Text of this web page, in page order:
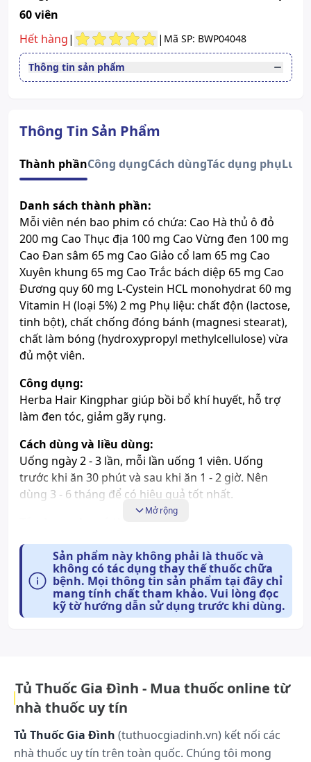
60 viên
Hết hàng| | Mã SP: BWP04048
Thông tin sản phẩm
Dạng bào chế
Viên nén bao phim
Độ tuổi sử dụng
gãy, tóc bạc sớm.
Người sử dụng thuốc, hóa chất
Số đăng ký
1146/2020/ĐKSP
Lưu ý
Sản phẩm này không phải là
thuốc và không có tác dụng thay
thế thuốc chữa bệnh.
Xem giấy công bố sản phẩm
Thông Tin Sản Phẩm
Thành phầnCông dụngCách dùngTác dụng phụLưu
Danh sách thành phần:
Mỗi viên nén bao phim có chứa: Cao Hà thủ ô đỏ
200 mg Cao Thục địa 100 mg Cao Vừng đen 100 mg
Cao Đan sâm 65 mg Cao Giảo cổ lam 65 mg Cao
Xuyên khung 65 mg Cao Trắc bách diệp 65 mg Cao
Đương quy 60 mg L-Cystein HCL monohydrat 60 mg
Vitamin H (loại 5%) 2 mg Phụ liệu: chất độn (lactose,
tinh bột), chất chống đóng bánh (magnesi stearat),
chất làm bóng (hydroxypropyl methylcellulose) vừa
đủ một viên.
Công dụng:
Herba Hair Kingphar giúp bồi bổ khí huyết, hỗ trợ
làm đen tóc, giảm gãy rụng.
Cách dùng và liều dùng:
Uống ngày 2 - 3 lần, mỗi lần uống 1 viên. Uống
trước khi ăn 30 phút và sau khi ăn 1 - 2 giờ. Nên
dùng 3 - 6 tháng để có hiệu quả tốt nhất.
Những lưu ý khi sử dụng:
Không dùng cho người mẫn cảm với bất kỳ
thành phần nào của sản phẩm. Sản phẩm này
Cách bảo quản:
Bảo quản nơi khô ráo, thoáng mát và tránh ánh
sáng.
Mở rộng
Sản phẩm này không phải là thuốc và
không có tác dụng thay thế thuốc chữa
bệnh. Mọi thông tin sản phẩm tại đây chỉ
mang tính chất tham khảo. Vui lòng đọc
kỹ tờ hướng dẫn sử dụng trước khi dùng.
Tủ Thuốc Gia Đình - Mua thuốc online từ
nhà thuốc uy tín
Tủ Thuốc Gia Đình (tuthuocgiadinh.vn) kết nối các
nhà thuốc uy tín trên toàn quốc. Chúng tôi mong